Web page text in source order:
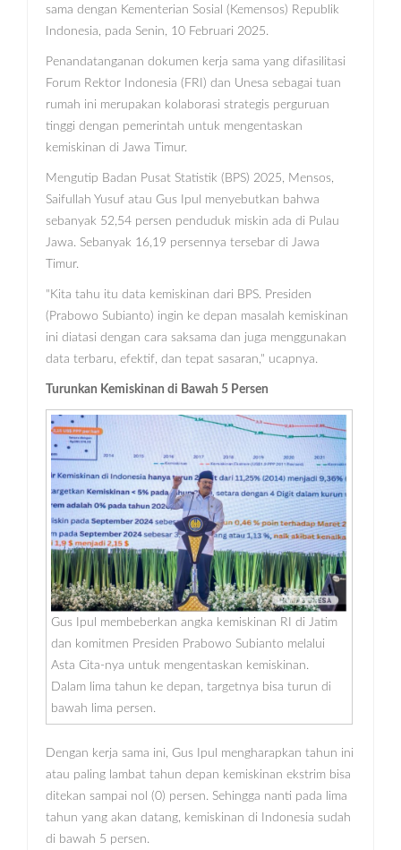
sama dengan Kementerian Sosial (Kemensos) Republik
Indonesia, pada Senin, 10 Februari 2025.
Penandatanganan dokumen kerja sama yang difasilitasi
Forum Rektor Indonesia (FRI) dan Unesa sebagai tuan
rumah ini merupakan kolaborasi strategis perguruan
tinggi dengan pemerintah untuk mengentaskan
kemiskinan di Jawa Timur.
Mengutip Badan Pusat Statistik (BPS) 2025, Mensos,
Saifullah Yusuf atau Gus Ipul menyebutkan bahwa
sebanyak 52,54 persen penduduk miskin ada di Pulau
Jawa. Sebanyak 16,19 persennya tersebar di Jawa
Timur.
"Kita tahu itu data kemiskinan dari BPS. Presiden
(Prabowo Subianto) ingin ke depan masalah kemiskinan
ini diatasi dengan cara saksama dan juga menggunakan
data terbaru, efektif, dan tepat sasaran," ucapnya.
Turunkan Kemiskinan di Bawah 5 Persen
Gus Ipul membeberkan angka kemiskinan RI di Jatim
dan komitmen Presiden Prabowo Subianto melalui
Asta Cita-nya untuk mengentaskan kemiskinan.
Dalam lima tahun ke depan, targetnya bisa turun di
bawah lima persen.
Dengan kerja sama ini, Gus Ipul mengharapkan tahun ini
atau paling lambat tahun depan kemiskinan ekstrim bisa
ditekan sampai nol (0) persen. Sehingga nanti pada lima
tahun yang akan datang, kemiskinan di Indonesia sudah
di bawah 5 persen.